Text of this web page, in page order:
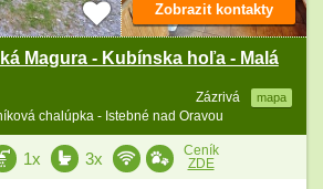
Magura - Kubínska hoľa - Malá
Zázrivá mapa
chalúpka - Istebné nad Oravou
Zobrazit kontakty
1x 3x
Ceník
ZDE